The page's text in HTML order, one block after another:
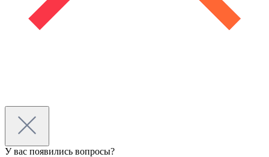
У вас появились вопросы?